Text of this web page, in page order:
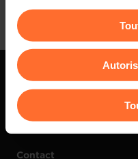
Vous avez la possibilité
consentement à tout
flottante en bas à gauche
Pour de plus amples
nous utilisons
vos données
Contact